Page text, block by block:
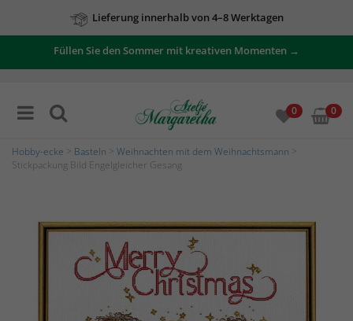
Lieferung innerhalb von 4–8 Werktagen
Füllen Sie den Sommer mit kreativen Momenten →
0 0
Hobby-ecke Basteln Weihnachten mit dem Weihnachtsmann
Stickpackung Bild Engelgleicher Gesang